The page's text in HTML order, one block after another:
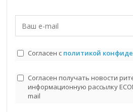
Согласен с политикой
Согласен получать новости
информационную рассылку
mail